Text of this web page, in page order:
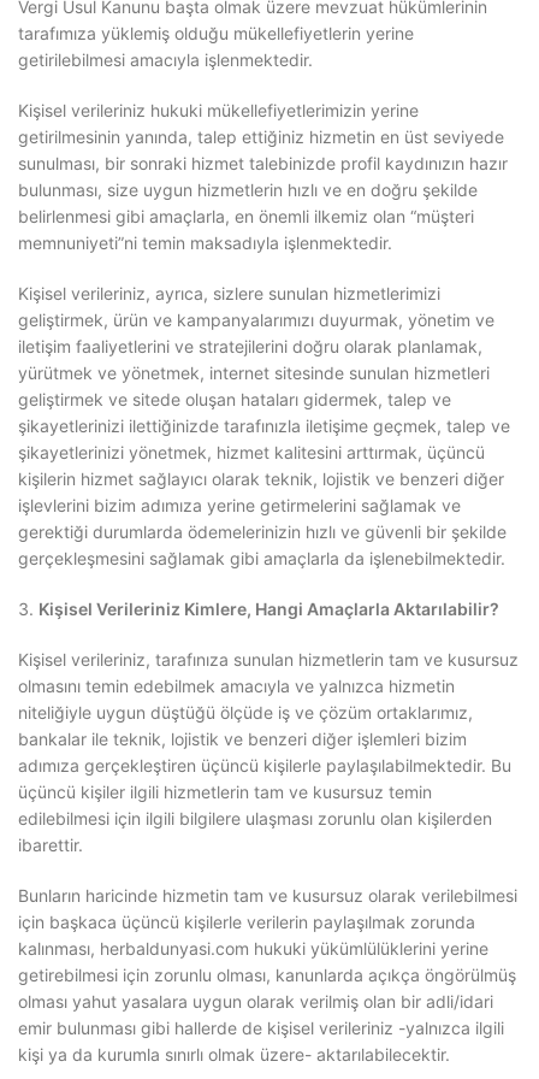
Vergi Usul Kanunu başta olmak üzere mevzuat hükümlerinin
tarafımıza yüklemiş olduğu mükellefiyetlerin yerine
getirilebilmesi amacıyla işlenmektedir.
Kişisel verileriniz hukuki mükellefiyetlerimizin yerine
getirilmesinin yanında, talep ettiğiniz hizmetin en üst seviyede
sunulması, bir sonraki hizmet talebinizde profil kaydınızın hazır
bulunması, size uygun hizmetlerin hızlı ve en doğru şekilde
belirlenmesi gibi amaçlarla, en önemli ilkemiz olan “müşteri
memnuniyeti”ni temin maksadıyla işlenmektedir.
Kişisel verileriniz, ayrıca, sizlere sunulan hizmetlerimizi
geliştirmek, ürün ve kampanyalarımızı duyurmak, yönetim ve
iletişim faaliyetlerini ve stratejilerini doğru olarak planlamak,
yürütmek ve yönetmek, internet sitesinde sunulan hizmetleri
geliştirmek ve sitede oluşan hataları gidermek, talep ve
şikayetlerinizi ilettiğinizde tarafınızla iletişime geçmek, talep ve
şikayetlerinizi yönetmek, hizmet kalitesini arttırmak, üçüncü
kişilerin hizmet sağlayıcı olarak teknik, lojistik ve benzeri diğer
işlevlerini bizim adımıza yerine getirmelerini sağlamak ve
gerektiği durumlarda ödemelerinizin hızlı ve güvenli bir şekilde
gerçekleşmesini sağlamak gibi amaçlarla da işlenebilmektedir.
Kişisel Verileriniz Kimlere, Hangi Amaçlarla Aktarılabilir?
Kişisel verileriniz, tarafınıza sunulan hizmetlerin tam ve kusursuz
olmasını temin edebilmek amacıyla ve yalnızca hizmetin
niteliğiyle uygun düştüğü ölçüde iş ve çözüm ortaklarımız,
bankalar ile teknik, lojistik ve benzeri diğer işlemleri bizim
adımıza gerçekleştiren üçüncü kişilerle paylaşılabilmektedir. Bu
üçüncü kişiler ilgili hizmetlerin tam ve kusursuz temin
edilebilmesi için ilgili bilgilere ulaşması zorunlu olan kişilerden
ibarettir.
Bunların haricinde hizmetin tam ve kusursuz olarak verilebilmesi
için başkaca üçüncü kişilerle verilerin paylaşılmak zorunda
kalınması, herbaldunyasi.com hukuki yükümlülüklerini yerine
getirebilmesi için zorunlu olması, kanunlarda açıkça öngörülmüş
olması yahut yasalara uygun olarak verilmiş olan bir adli/idari
emir bulunması gibi hallerde de kişisel verileriniz -yalnızca ilgili
kişi ya da kurumla sınırlı olmak üzere- aktarılabilecektir.